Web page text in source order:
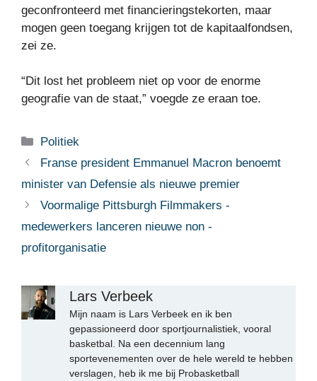
geconfronteerd met financieringstekorten, maar
mogen geen toegang krijgen tot de kapitaalfondsen,
zei ze.
“Dit lost het probleem niet op voor de enorme
geografie van de staat,” voegde ze eraan toe.
Categorieën
Politiek
Franse president Emmanuel Macron benoemt
minister van Defensie als nieuwe premier
Voormalige Pittsburgh Filmmakers -
medewerkers lanceren nieuwe non -
profitorganisatie
Lars Verbeek
Mijn naam is Lars Verbeek en ik ben
gepassioneerd door sportjournalistiek, vooral
basketbal. Na een decennium lang
sportevenementen over de hele wereld te hebben
verslagen, heb ik me bij Probasketball